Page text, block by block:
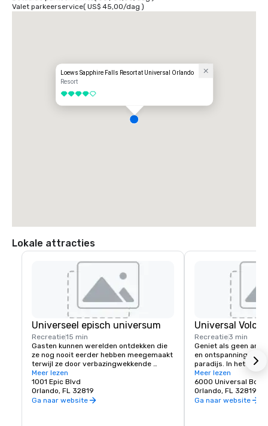
Valet parkeerservice( US$ 45,00/dag )
Loews Sapphire Falls Resort at Universal Orlando
Resort
4 van 5
Lokale attracties
Universeel episch universum
Recreatie15 min
Gasten kunnen werelden ontdekken die
ze nog nooit eerder hebben meegemaakt
terwijl ze door verbazingwekkende
portalen stappen die hen meenemen
naar de opwinding van The Wizarding
World of Harry Potter™ - Ministry of
Magic™, SUPER NINTENDO WORLD™, How
Meer lezen
1001 Epic Blvd
Orlando, FL 32819
Ga naar website
Universal
Recreatie3 min
Geniet als geen
en ontspanning van
paradijs. In het
waterpretpark
vind je een oase van
relaxte luxe die een
vakantie-ervaring
Meer lezen
6000 Universal
Orlando, FL 32819
Ga naar website